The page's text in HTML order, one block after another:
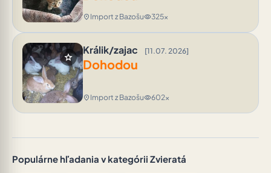
location_on Import z Bazošuvisibility325x
star
Králik/zajac [11.07. 2026]
Dohodou
location_on Import z Bazošuvisibility602x
Populárne hľadania v kategórii Zvieratá